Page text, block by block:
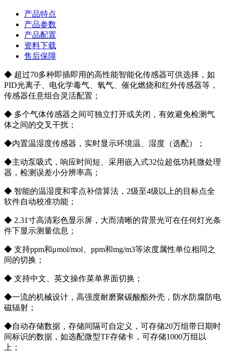
产品特点
产品参数
产品配置
资料下载
售后保障
◆ 超过70多种即插即用的高性能智能化传感器可供选择，如
PID光离子、电化学毒气、氧气、催化燃烧和红外传感器等，
传感器任意组合灵活配置；
◆ 多个气体传感器之间可独立打开或关闭，有效避免检测气
体之间的交叉干扰；
◆内置温湿度传感器，实时显示环境温、湿度（选配）；
◆主动泵吸式，响应时间短、采用嵌入式32位超低功耗微处理
器，检测误差小分辨率高；
◆ 智能的温湿度和零点补偿算法，2级至4级以上的目标点全
软件自动校准功能；
◆ 2.31寸高清彩色显示屏，大而清晰的背景光可在任何灯光条
件下显示测量信息；
◆ 支持ppm和μmol/mol、ppm和mg/m3等浓度属性单位相同之
间的切换；
◆ 支持中文、英文操作菜单界面切换；
◆一流的机械设计，高强度耐磨聚碳酸酯外壳，防水防腐防电
磁辐射；
◆自动存储数据，存储间隔可自定义，可存储20万组带日期时
间标识的数据，如选配微型TF存储卡，可存储1000万组以
上；